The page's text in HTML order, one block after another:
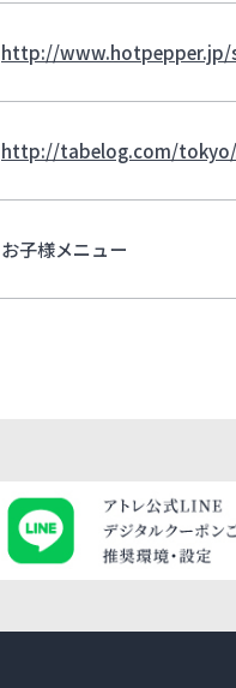
http://www.hotpepper.jp/
http://tabelog.com/tokyo/
お子様メニュー